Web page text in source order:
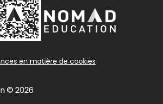
en matière de cookies
© 2026